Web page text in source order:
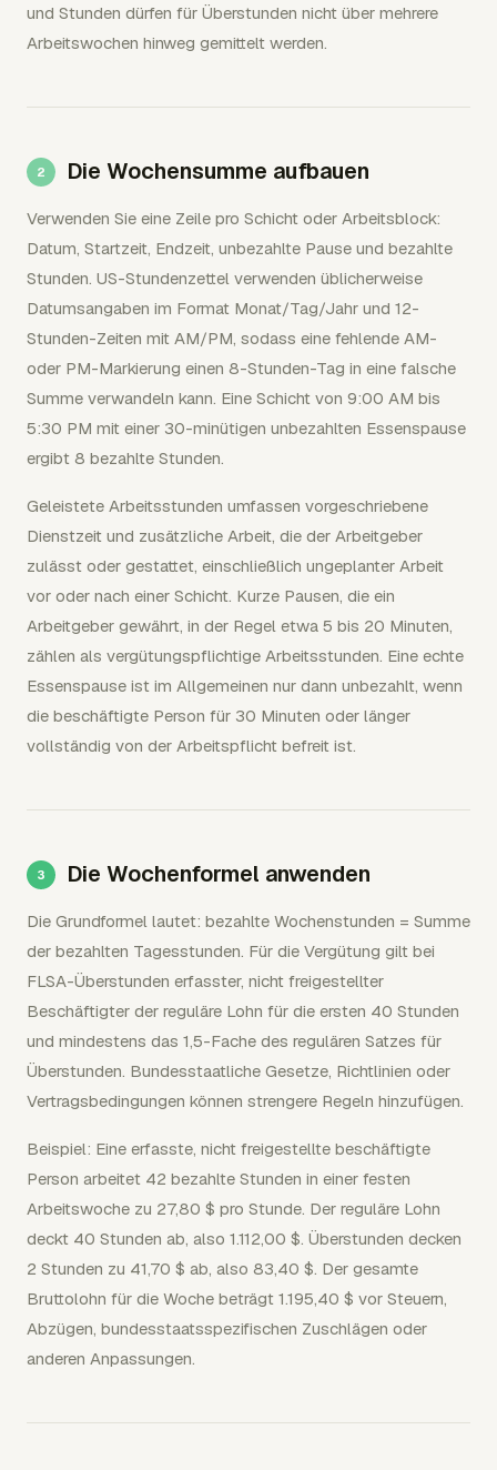
und Stunden dürfen für Überstunden nicht über mehrere
Arbeitswochen hinweg gemittelt werden.
Die Wochensumme aufbauen
Verwenden Sie eine Zeile pro Schicht oder Arbeitsblock:
Datum, Startzeit, Endzeit, unbezahlte Pause und bezahlte
Stunden. US-Stundenzettel verwenden üblicherweise
Datumsangaben im Format Monat/Tag/Jahr und 12-
Stunden-Zeiten mit AM/PM, sodass eine fehlende AM-
oder PM-Markierung einen 8-Stunden-Tag in eine falsche
Summe verwandeln kann. Eine Schicht von 9:00 AM bis
5:30 PM mit einer 30-minütigen unbezahlten Essenspause
ergibt 8 bezahlte Stunden.
Geleistete Arbeitsstunden umfassen vorgeschriebene
Dienstzeit und zusätzliche Arbeit, die der Arbeitgeber
zulässt oder gestattet, einschließlich ungeplanter Arbeit
vor oder nach einer Schicht. Kurze Pausen, die ein
Arbeitgeber gewährt, in der Regel etwa 5 bis 20 Minuten,
zählen als vergütungspflichtige Arbeitsstunden. Eine echte
Essenspause ist im Allgemeinen nur dann unbezahlt, wenn
die beschäftigte Person für 30 Minuten oder länger
vollständig von der Arbeitspflicht befreit ist.
Die Wochenformel anwenden
Die Grundformel lautet: bezahlte Wochenstunden = Summe
der bezahlten Tagesstunden. Für die Vergütung gilt bei
FLSA-Überstunden erfasster, nicht freigestellter
Beschäftigter der reguläre Lohn für die ersten 40 Stunden
und mindestens das 1,5-Fache des regulären Satzes für
Überstunden. Bundesstaatliche Gesetze, Richtlinien oder
Vertragsbedingungen können strengere Regeln hinzufügen.
Beispiel: Eine erfasste, nicht freigestellte beschäftigte
Person arbeitet 42 bezahlte Stunden in einer festen
Arbeitswoche zu 27,80 $ pro Stunde. Der reguläre Lohn
deckt 40 Stunden ab, also 1.112,00 $. Überstunden decken
2 Stunden zu 41,70 $ ab, also 83,40 $. Der gesamte
Bruttolohn für die Woche beträgt 1.195,40 $ vor Steuern,
Abzügen, bundesstaatsspezifischen Zuschlägen oder
anderen Anpassungen.